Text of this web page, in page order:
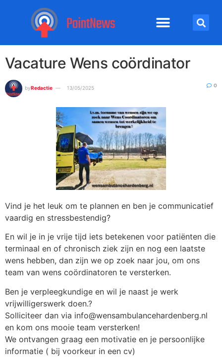
Vacature Wens coördinator
byRedactie 13/05/2025 0
Vind je het leuk om te plannen en ben je communicatief
vaardig en stressbestendig?
En wil je in je vrije tijd iets betekenen voor patiënten die
terminaal en of chronisch ziek zijn en nog een laatste
wens hebben, dan zijn we op zoek naar jou, om ons
team van wens coördinatoren te versterken.
Ben je verpleegkundige en wil je naast je werk
vrijwilligerswerk doen.?
Solliciteer dan via info@wensambulancehardenberg.nl
en kom ons mooie team versterken!
We ontvangen graag een motivatie en je persoonlijke
informatie ( bij voorkeur in een cv)